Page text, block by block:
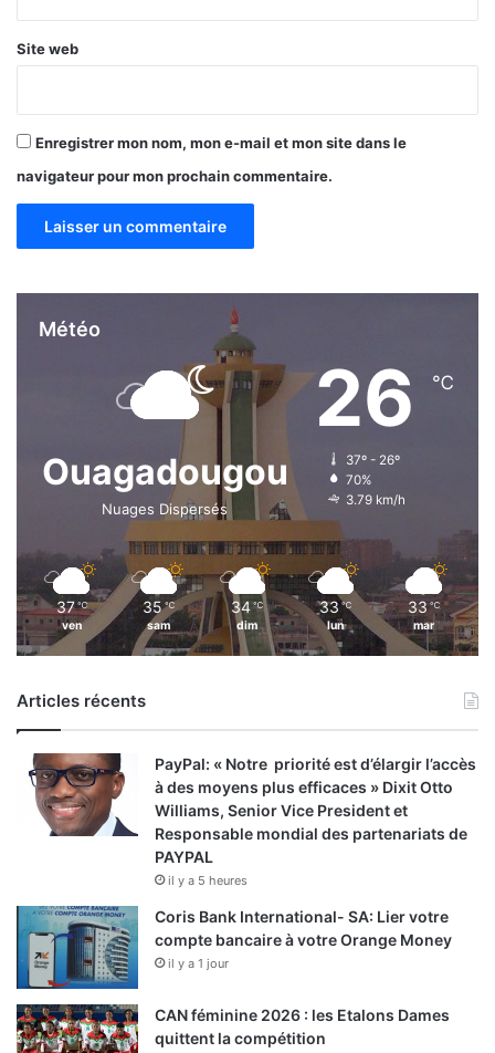
s
d
e
a
n
u
e
e
f
Site web
Enregistrer mon nom, mon e-mail et mon site dans le
navigateur pour mon prochain commentaire.
Météo
Ouagadougou
Nuages Dispersés
26 ℃
37º - 26º
70%
3.79 km/h
37 ℃
ven
35 ℃
sam
34 ℃
dim
33 ℃
lun
33 ℃
mar
Articles récents
PayPal: « Notre priorité est d’élargir l’accès
à des moyens plus efficaces » Dixit Otto
Williams, Senior Vice President et
Responsable mondial des partenariats de
PAYPAL
il y a 5 heures
Coris Bank International- SA: Lier votre
compte bancaire à votre Orange Money
il y a 1 jour
CAN féminine 2026 : les Etalons Dames
quittent la compétition